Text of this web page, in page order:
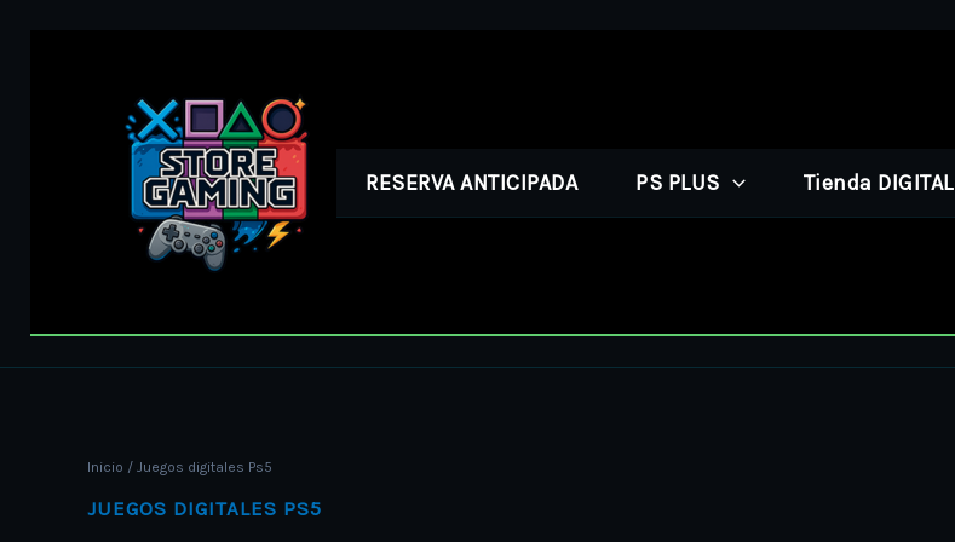
RESERVA ANTICIPADA PS PLUS Tienda DIGITAL
Inicio / Juegos digitales Ps5
JUEGOS DIGITALES PS5